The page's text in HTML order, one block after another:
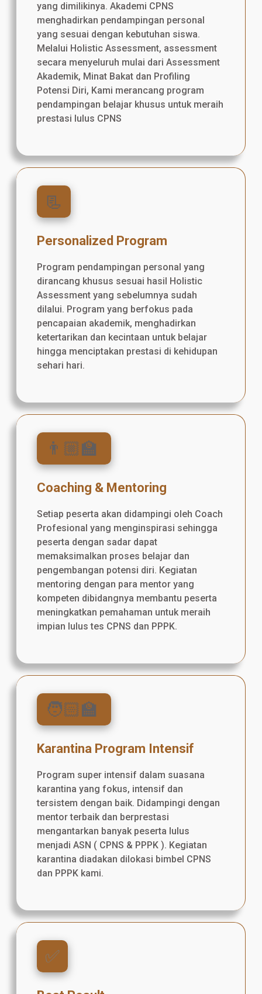
yang dimilikinya. Akademi CPNS
menghadirkan pendampingan personal
yang sesuai dengan kebutuhan siswa.
Melalui Holistic Assessment, assessment
secara menyeluruh mulai dari Assessment
Akademik, Minat Bakat dan Profiling
Potensi Diri, Kami merancang program
pendampingan belajar khusus untuk meraih
prestasi lulus CPNS
📃
Personalized Program
Program pendampingan personal yang
dirancang khusus sesuai hasil Holistic
Assessment yang sebelumnya sudah
dilalui. Program yang berfokus pada
pencapaian akademik, menghadirkan
ketertarikan dan kecintaan untuk belajar
hingga menciptakan prestasi di kehidupan
sehari hari.
👨🏼‍🏫
Coaching & Mentoring
Setiap peserta akan didampingi oleh Coach
Profesional yang menginspirasi sehingga
peserta dengan sadar dapat
memaksimalkan proses belajar dan
pengembangan potensi diri. Kegiatan
mentoring dengan para mentor yang
kompeten dibidangnya membantu peserta
meningkatkan pemahaman untuk meraih
impian lulus tes CPNS dan PPPK.
🧑🏻‍🏫
Karantina Program Intensif
Program super intensif dalam suasana
karantina yang fokus, intensif dan
tersistem dengan baik. Didampingi dengan
mentor terbaik dan berprestasi
mengantarkan banyak peserta lulus
menjadi ASN ( CPNS & PPPK ). Kegiatan
karantina diadakan dilokasi bimbel CPNS
dan PPPK kami.
✅️